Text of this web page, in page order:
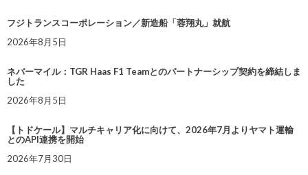
フジトランスコーポレーション／新造船「蓉翔丸」就航
2026年8月5日
ネバーマイル：TGR Haas F1 Teamとのパートナーシップ契約を締結しま
した
2026年8月5日
【トドケール】マルチキャリア化に向けて、2026年7月よりヤマト運輸
とのAPI連携を開始
2026年7月30日